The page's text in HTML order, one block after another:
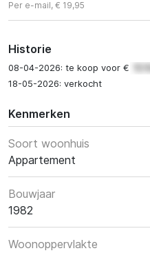
Per e-mail, € 19,95
Historie
08-04-2026: te koop voor €
18-05-2026: verkocht
Kenmerken
Soort woonhuis
Appartement
Bouwjaar
1982
Woonoppervlakte